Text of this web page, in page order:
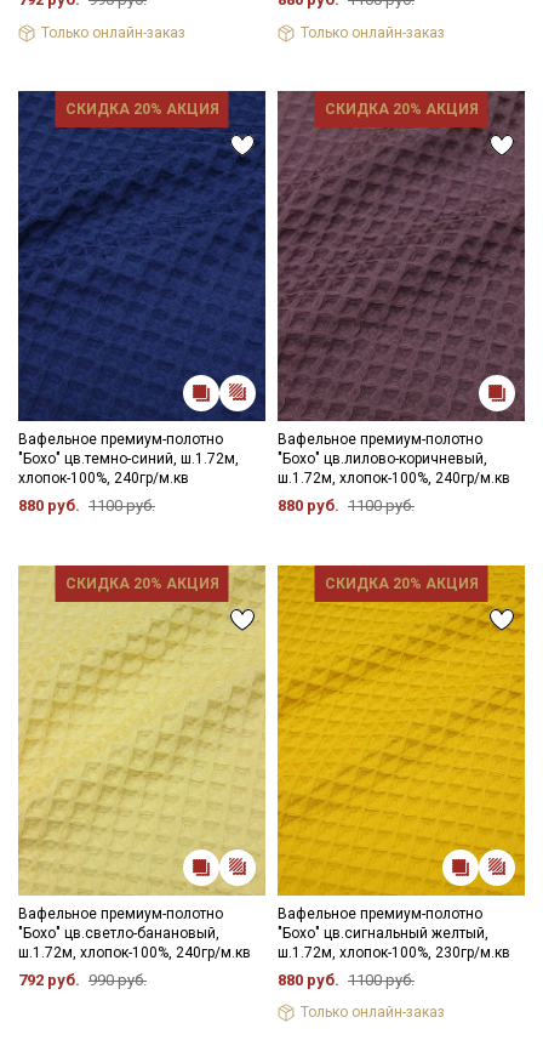
Только онлайн-заказ Только онлайн-заказ
СКИДКА 20% АКЦИЯ
Вафельное премиум-полотно
"Бохо" цв.темно-синий, ш.1.72м,
хлопок-100%, 240гр/м.кв
880 руб. 1100 руб.
СКИДКА 20% АКЦИЯ
Вафельное премиум-полотно
"Бохо" цв.лилово-коричневый,
ш.1.72м, хлопок-100%, 240гр/м.кв
880 руб. 1100 руб.
СКИДКА 20% АКЦИЯ
Вафельное премиум-полотно
"Бохо" цв.светло-банановый,
ш.1.72м, хлопок-100%, 240гр/м.кв
792 руб. 990 руб.
СКИДКА 20% АКЦИЯ
Вафельное премиум-полотно
"Бохо" цв.сигнальный желтый,
ш.1.72м, хлопок-100%, 230гр/м.кв
880 руб. 1100 руб.
Только онлайн-заказ
Мы публикуем здесь дополнительные
Электронная почта
Подписаться
Ознакомлен(а) с Политикой обработки персональных
данныхи даю Согласие на обработку персональных
данных
Согласие на получение рекламных и
информационных рассылок